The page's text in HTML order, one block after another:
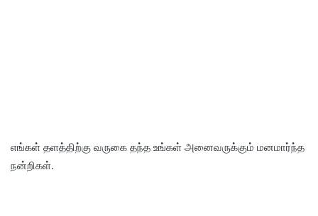
எங்கள் தளத்திற்கு வருகை தந்த உங்கள் அனைவருக்கும் மனமார்ந்த
நன்றிகள்.